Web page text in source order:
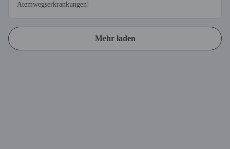
Atemwegserkrankungen!
Mehr laden